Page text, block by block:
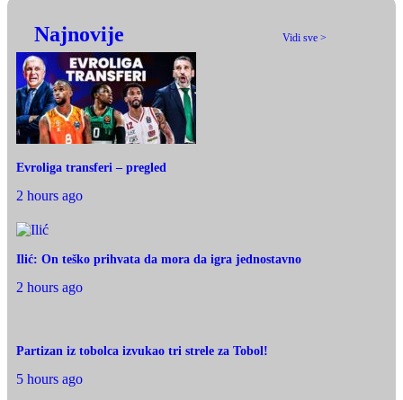
Najnovije Vidi sve >
Evroliga transferi – pregled
2 hours ago
Ilić: On teško prihvata da mora da igra jednostavno
2 hours ago
Partizan iz tobolca izvukao tri strele za Tobol!
5 hours ago